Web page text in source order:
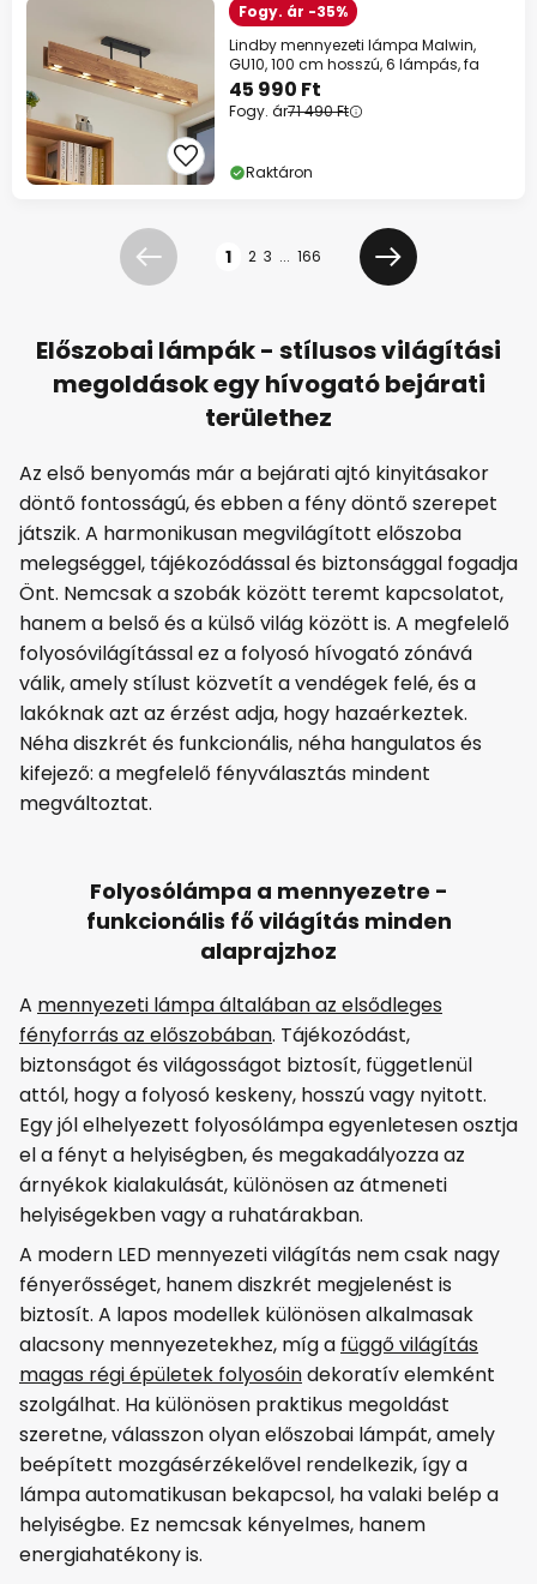
Fogy. ár -35%
Lindby mennyezeti lámpa Malwin,
GU10, 100 cm hosszú, 6 lámpás, fa
45 990 Ft
Fogy. ár71 490 Ft
Raktáron
Előző 1 2 3 ... 166
Következő
Előszobai lámpák - stílusos világítási
megoldások egy hívogató bejárati
területhez
Az első benyomás már a bejárati ajtó kinyitásakor
döntő fontosságú, és ebben a fény döntő szerepet
játszik. A harmonikusan megvilágított előszoba
melegséggel, tájékozódással és biztonsággal fogadja
Önt. Nemcsak a szobák között teremt kapcsolatot,
hanem a belső és a külső világ között is. A megfelelő
folyosóvilágítással ez a folyosó hívogató zónává
válik, amely stílust közvetít a vendégek felé, és a
lakóknak azt az érzést adja, hogy hazaérkeztek.
Néha diszkrét és funkcionális, néha hangulatos és
kifejező: a megfelelő fényválasztás mindent
megváltoztat.
Folyosólámpa a mennyezetre -
funkcionális fő világítás minden
alaprajzhoz
A mennyezeti lámpa általában az elsődleges
fényforrás az előszobában. Tájékozódást,
biztonságot és világosságot biztosít, függetlenül
attól, hogy a folyosó keskeny, hosszú vagy nyitott.
Egy jól elhelyezett folyosólámpa egyenletesen osztja
el a fényt a helyiségben, és megakadályozza az
árnyékok kialakulását, különösen az átmeneti
helyiségekben vagy a ruhatárakban.
A modern LED mennyezeti világítás nem csak nagy
fényerősséget, hanem diszkrét megjelenést is
biztosít. A lapos modellek különösen alkalmasak
alacsony mennyezetekhez, míg a függő világítás
magas régi épületek folyosóindekoratív elemként
szolgálhat. Ha különösen praktikus megoldást
szeretne, válasszon olyan előszobai lámpát, amely
beépített mozgásérzékelővel rendelkezik, így a
lámpa automatikusan bekapcsol, ha valaki belép a
helyiségbe. Ez nemcsak kényelmes, hanem
energiahatékony is.